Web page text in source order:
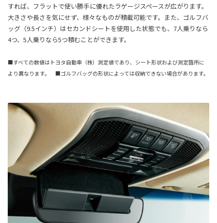
すれば、フラットで使い勝手に優れたラゲージスペースが広がります。
大きさや長さを気にせず、様々なものが積載可能です。また、ゴルフバ
ッグ（9.5インチ）はセカンドシートを使用した状態でも、7人乗りなら
4つ、5人乗りなら5つ積むことができます。
■すべての数値はトヨタ自動車（株）測定値であり、シート形状および測定箇所に
より異なります。 ■ゴルフバッグの形状によっては収納できない場合があります。